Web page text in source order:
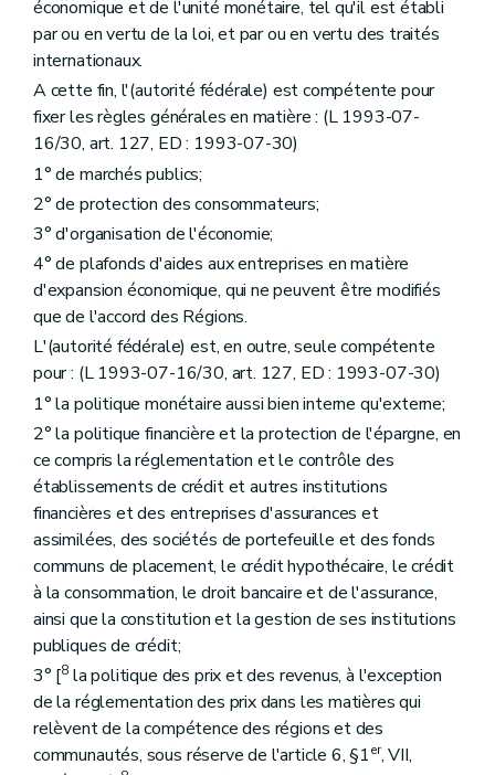
économique et de l'unité monétaire, tel qu'il est établi
par ou en vertu de la loi, et par ou en vertu des traités
internationaux.
A cette fin, l'(autorité fédérale) est compétente pour
fixer les règles générales en matière : (L 1993-07-
16/30, art. 127, ED : 1993-07-30)
1° de marchés publics;
2° de protection des consommateurs;
3° d'organisation de l'économie;
4° de plafonds d'aides aux entreprises en matière
d'expansion économique, qui ne peuvent être modifiés
que de l'accord des Régions.
L'(autorité fédérale) est, en outre, seule compétente
pour : (L 1993-07-16/30, art. 127, ED : 1993-07-30)
1° la politique monétaire aussi bien interne qu'externe;
2° la politique financière et la protection de l'épargne, en
ce compris la réglementation et le contrôle des
établissements de crédit et autres institutions
financières et des entreprises d'assurances et
assimilées, des sociétés de portefeuille et des fonds
communs de placement, le crédit hypothécaire, le crédit
à la consommation, le droit bancaire et de l'assurance,
ainsi que la constitution et la gestion de ses institutions
publiques de crédit;
3° [8 la politique des prix et des revenus, à l'exception
de la réglementation des prix dans les matières qui
relèvent de la compétence des régions et des
communautés, sous réserve de l'article 6, §1er, VII,